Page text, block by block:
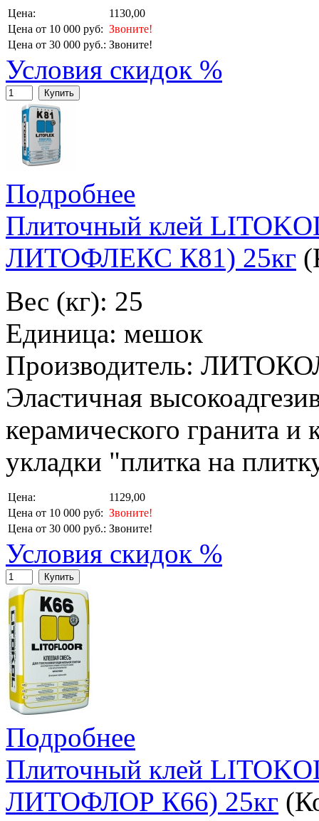
Цена:
1130,00
Цена от 10 000 руб: Звоните!
Цена от 30 000 руб.: Звоните!
Условия скидок %
Купить
Подробнее
Плиточный клей
ЛИТОФЛЕКС К81) 25кг
Вес (кг): 25
Единица: мешок
Производитель:
Эластичная
керамического гранита
укладки "плитка на
Цена:
1129,00
Цена от 10 000 руб: Звоните!
Цена от 30 000 руб.: Звоните!
Условия скидок %
Купить
Подробнее
Плиточный клей
ЛИТОФЛОР К66) 25кг